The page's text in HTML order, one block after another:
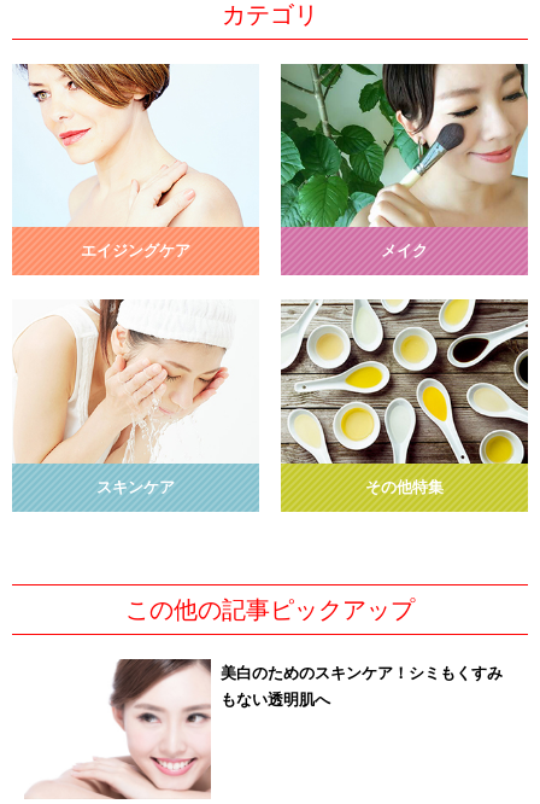
カテゴリ
エイジングケア メイク
スキンケア その他特集
この他の記事ピックアップ
美白のためのスキンケア！シミもくすみ
もない透明肌へ